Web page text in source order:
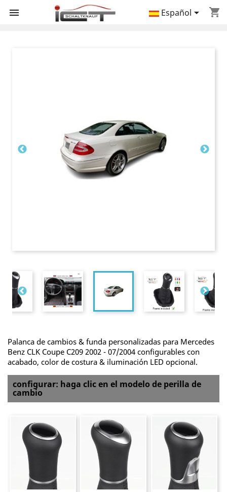
 shopping_cart
Español
Palanca de cambios & funda personalizadas para Mercedes
Benz CLK Coupe C209 2002 - 07/2004 configurables con
acabado, color de costura & iluminación LED opcional.
configurar: haga clic en el modelo de perilla de
cambio